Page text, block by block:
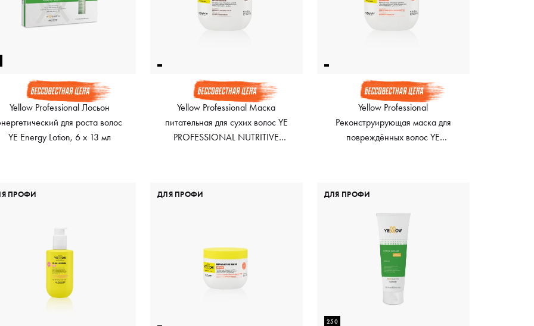
Yellow Professional Лосьон
для роста волос
YE Energy Lotion, 6 x 13 мл
Yellow Professional Маска
питательная для сухих волос YE
PROFESSIONAL NUTRITIVE
Yellow Professional
Реконструирующая маска для
повреждённых волос YE
ПРОФИ ДЛЯ ПРОФИ
250
ДЛЯ ПРОФИ